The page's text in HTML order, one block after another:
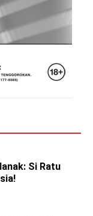
Si Ratu